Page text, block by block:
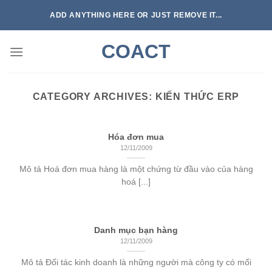
ADD ANYTHING HERE OR JUST REMOVE IT...
COACT
CATEGORY ARCHIVES: KIẾN THỨC ERP
Hóa đơn mua
12/11/2009
Mô tả Hoá đơn mua hàng là một chứng từ đầu vào của hàng
hoá [...]
Danh mục bạn hàng
12/11/2009
Mô tả Đối tác kinh doanh là những người mà công ty có mối